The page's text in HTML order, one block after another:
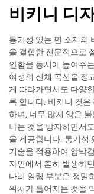
비키니 디
통기성 있는 면 소재의
을 결합한 전문적으로
안함을 동시에 높여주
여성의 신체 곡선을 정
게 따라가면서도 다양
록 합니다. 비키니 컷
하며, 너무 많지 않은
나는 것을 방지하면서
을 제공합니다. 통기성
기술을 적용하여 압박
자인에서 흔히 발생하
다리 열림 부분은 정밀
위치가 틀어지는 것을